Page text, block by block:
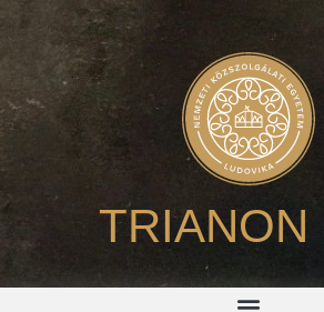
TRIANON